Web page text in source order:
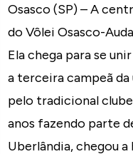
Osasco (SP) – A
do Vôlei Osasco-
Ela chega para se
a terceira campeã
pelo tradicional
anos fazendo parte
Uberlândia, chegou